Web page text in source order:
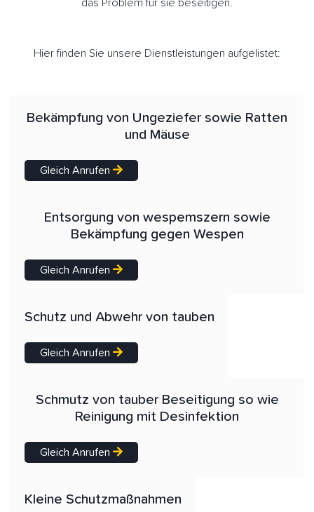
das Problem für sie beseitigen.
Hier finden Sie unsere Dienstleistungen aufgelistet:
Bekämpfung von Ungeziefer sowie Ratten
und Mäuse
Gleich Anrufen
Entsorgung von wespemszern sowie
Bekämpfung gegen Wespen
Gleich Anrufen
Schutz und Abwehr von tauben
Gleich Anrufen
Schmutz von tauber Beseitigung so wie
Reinigung mit Desinfektion
Gleich Anrufen
Kleine Schutzmaßnahmen